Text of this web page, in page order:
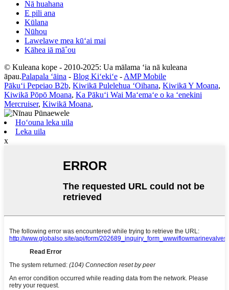
E pili ana
Kūlana
Nūhou
Lawelawe mea kūʻai mai
Kāhea iā mā˚ou
© Kuleana kope - 2010-2025: Ua mālama ʻia nā kuleana
āpau. Palapala ʻāina Blog Kiʻekiʻe
AMP Mobile
Pākuʻi Pepeiao B2b Kiwikā Pulelehua ʻOihana Kiwikā Y Moana
Kiwikā Pōpō Moana Ka Pākuʻi Wai Maʻemaʻe o ka ʻenekini
Mercruiser,Kiwikā Moana
Hoʻouna leka uila
Leka uila
x